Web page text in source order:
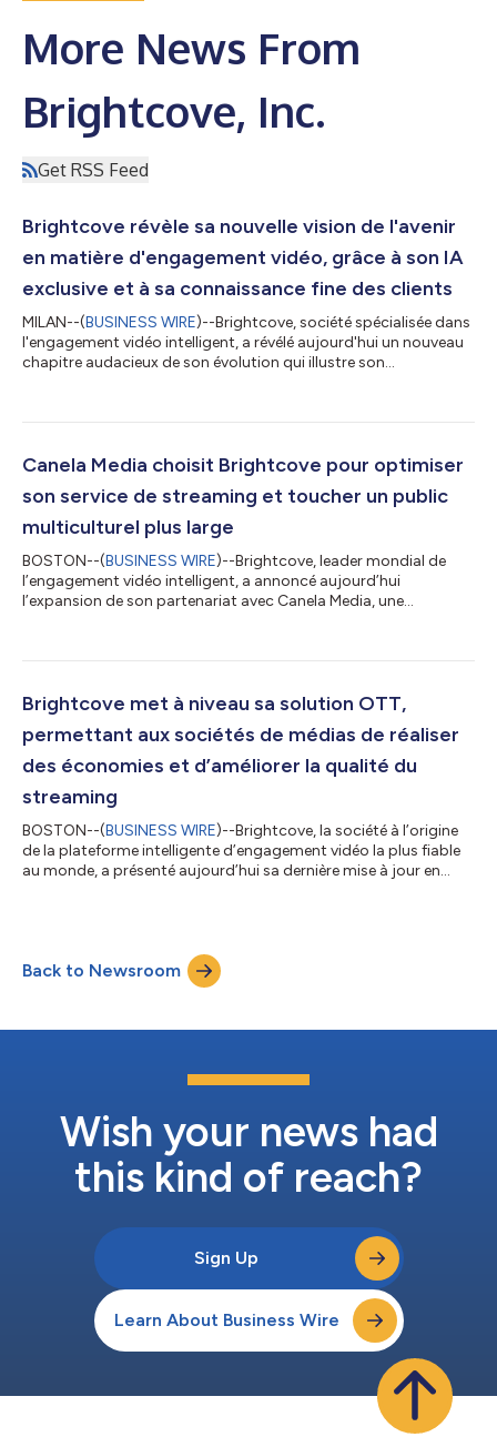
More News From
Brightcove, Inc.
Get RSS Feed
Brightcove révèle sa nouvelle vision de l'avenir
en matière d'engagement vidéo, grâce à son IA
exclusive et à sa connaissance fine des clients
MILAN--(BUSINESS WIRE)--Brightcove, société spécialisée dans
l'engagement vidéo intelligent, a révélé aujourd'hui un nouveau
chapitre audacieux de son évolution qui illustre son
l'aide de son nouveau propriétaire, Bending Spoons, et de sa
plateforme afin de répondre aux demandes croissantes de ses
Canela Media choisit Brightcove pour optimiser
son service de streaming et toucher un public
multiculturel plus large
BOSTON--(BUSINESS WIRE)--Brightcove, leader mondial de
l’engagement vidéo intelligent, a annoncé aujourd’hui
l’expansion de son partenariat avec Canela Media, une
Grâce à la technologie vidéo primée aux Emmy Awards de
optimisant ses capacités de diffusion, en élargissant son offre
de services et en renforçant l’engage...
Brightcove met à niveau sa solution OTT,
permettant aux sociétés de médias de réaliser
des économies et d’améliorer la qualité du
streaming
BOSTON--(BUSINESS WIRE)--Brightcove, la société à l’origine
de la plateforme intelligente d’engagement vidéo la plus fiable
au monde, a présenté aujourd’hui sa dernière mise à jour en
plateforme SaaS sans code, les nouvelles fonctionnalités OTT
de Brightcove permettent aux sociétés de médias, aux
diffuseurs, aux ligues spor...
Back to Newsroom
Wish your news had
this kind of reach?
Sign Up
Learn About Business Wire